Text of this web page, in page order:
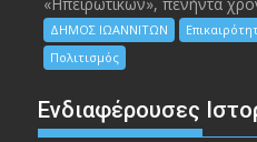
ΔΗΜΟΣ ΙΩΑΝΝΙΤΩΝ
Πολιτισμός
Ενδιαφέρουσες